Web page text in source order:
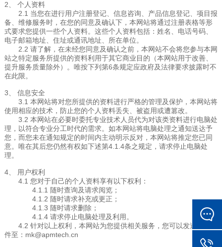
2、 个人资料
2.1 当您在进行用户注册登记、信息咨询、产品信息登记、项目报
备、维修服务时，在您的同意及确认下，本网站将通过注册表格等形
式要求您提供一些个人资料。这些个人资料包括：姓名、电话号码、
电子邮箱地址、住址或通讯地址、所在单位。
2.2 请了解，在未经您同意及确认之前，本网站不会将您参与本网
站之特定服务所提供的资料利用于其它商业目的（本网站用于改善、
提升服务质量除外）。唯按下列第6条规定应政府及法律要求披露时不
在此限。
3、 信息安全
3.1 本网站将对您所提供的资料进行严格的管理及保护，本网站将
使用相应的技术，防止您的个人资料丢失、被盗用或遭篡改。
3.2 本网站在必要时委托专业技术人员代为对该类资料进行电脑处
理，以符合专业分工时代的需求。如本网站将电脑处理之通知送达予
您，而您未在通知规定的时间内主动明示反对，本网站将推定您已同
意。唯在其后您仍然有权如下述第4.1.4条之规定，请求停止电脑处
理。
4、 用户权利
4.1 您对于自己的个人资料享有以下权利：
4.1.1 随时查询及请求阅览；
4.1.2 随时请求补充或更正；
4.1.3 随时请求删除；
4.1.4 请求停止电脑处理及利用。
4.2 针对以上权利，本网站为您提供相关服务，您可以发送电子邮
件至：mk@apmtech.cn